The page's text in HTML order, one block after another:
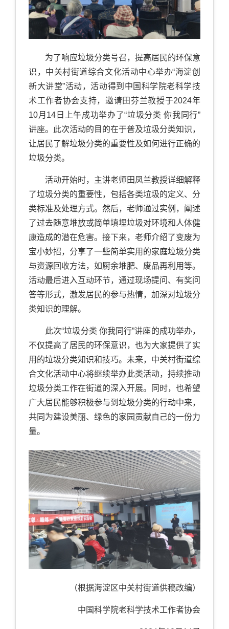
为了响应垃圾分类号召，提高居民的环保意
识，中关村街道综合文化活动中心举办“海淀创
新大讲堂”活动，活动得到中国科学院老科学技
术工作者协会支持，邀请田芬兰教授于2024年
10月14日上午成功举办了“垃圾分类 你我同行”
讲座。此次活动的目的在于普及垃圾分类知识，
让居民了解垃圾分类的重要性及如何进行正确的
垃圾分类。
活动开始时，主讲老师田凤兰教授详细解释
了垃圾分类的重要性，包括各类垃圾的定义、分
类标准及处理方式。然后，老师通过实例，阐述
了过去随意堆放或简单填埋垃圾对环境和人体健
康造成的潜在危害。接下来，老师介绍了变废为
宝小妙招，分享了一些简单实用的家庭垃圾分类
与资源回收方法，如厨余堆肥、废品再利用等。
活动最后进入互动环节，通过现场提问、有奖问
答等形式，激发居民的参与热情，加深对垃圾分
类知识的理解。
此次“垃圾分类 你我同行”讲座的成功举办，
不仅提高了居民的环保意识，也为大家提供了实
用的垃圾分类知识和技巧。未来，中关村街道综
合文化活动中心将继续举办此类活动，持续推动
垃圾分类工作在街道的深入开展。同时，也希望
广大居民能够积极参与到垃圾分类的行动中来，
共同为建设美丽、绿色的家园贡献自己的一份力
量。
（根据海淀区中关村街道供稿改编）
中国科学院老科学技术工作者协会